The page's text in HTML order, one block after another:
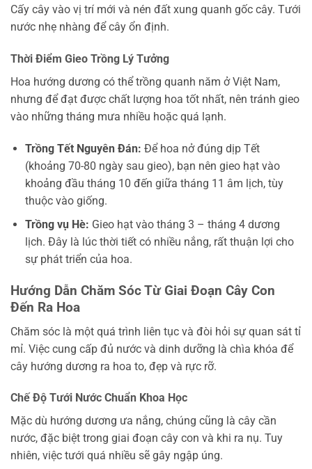
Cấy cây vào vị trí mới và nén đất xung quanh gốc cây. Tưới
nước nhẹ nhàng để cây ổn định.
Thời Điểm Gieo Trồng Lý Tưởng
Hoa hướng dương có thể trồng quanh năm ở Việt Nam,
nhưng để đạt được chất lượng hoa tốt nhất, nên tránh gieo
vào những tháng mưa nhiều hoặc quá lạnh.
Trồng Tết Nguyên Đán: Để hoa nở đúng dịp Tết
(khoảng 70-80 ngày sau gieo), bạn nên gieo hạt vào
khoảng đầu tháng 10 đến giữa tháng 11 âm lịch, tùy
thuộc vào giống.
Trồng vụ Hè: Gieo hạt vào tháng 3 – tháng 4 dương
lịch. Đây là lúc thời tiết có nhiều nắng, rất thuận lợi cho
sự phát triển của hoa.
Hướng Dẫn Chăm Sóc Từ Giai Đoạn Cây Con
Đến Ra Hoa
Chăm sóc là một quá trình liên tục và đòi hỏi sự quan sát tỉ
mỉ. Việc cung cấp đủ nước và dinh dưỡng là chìa khóa để
cây hướng dương ra hoa to, đẹp và rực rỡ.
Chế Độ Tưới Nước Chuẩn Khoa Học
Mặc dù hướng dương ưa nắng, chúng cũng là cây cần
nước, đặc biệt trong giai đoạn cây con và khi ra nụ. Tuy
nhiên, việc tưới quá nhiều sẽ gây ngập úng.